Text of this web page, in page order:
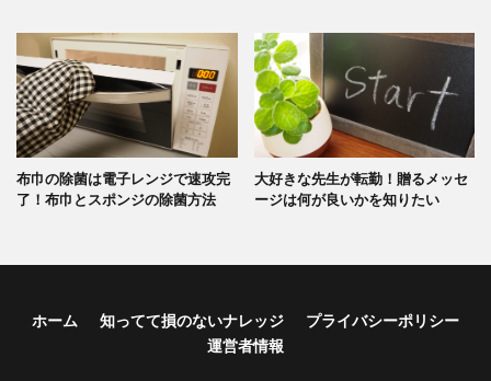
布巾の除菌は電子レンジで速攻完
了！布巾とスポンジの除菌方法
大好きな先生が転勤！贈るメッセ
ージは何が良いかを知りたい
ホーム 知ってて損のないナレッジ
プライバシーポリシー
運営者情報